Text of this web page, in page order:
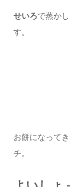
せいろで蒸か
す。
お餅になって
チ。